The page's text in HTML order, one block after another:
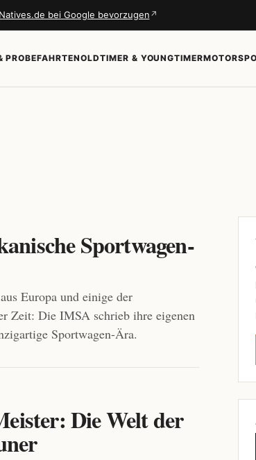
bei Google bevorzugen ↗
PROBEFAHRTENOLDTIMER & YOUNGTIMER
Sportwagen-
Europa und einige der
Zeit: Die IMSA schrieb ihre eigenen
Sportwagen-Ära.
Die Welt der